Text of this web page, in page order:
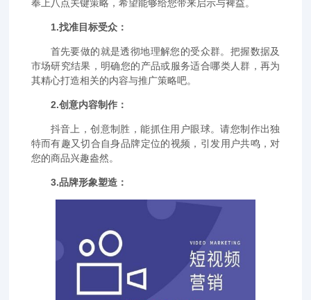
奉上八点关键策略，希望能够给您带来启示与裨益。
1.找准目标受众：
首先要做的就是透彻地理解您的受众群。把握数据及
市场研究结果，明确您的产品或服务适合哪类人群，再为
其精心打造相关的内容与推广策略吧。
2.创意内容制作：
抖音上，创意制胜，能抓住用户眼球。请您制作出独
特而有趣又切合自身品牌定位的视频，引发用户共鸣，对
您的商品兴趣盎然。
3.品牌形象塑造：